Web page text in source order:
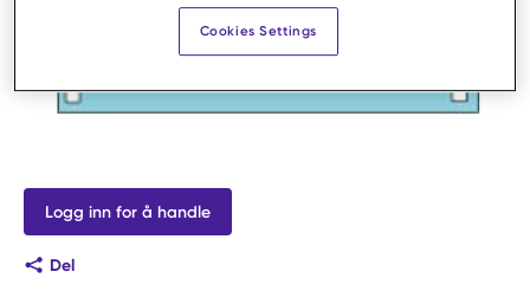
Logg inn for å handle
Del
Cookies Settings